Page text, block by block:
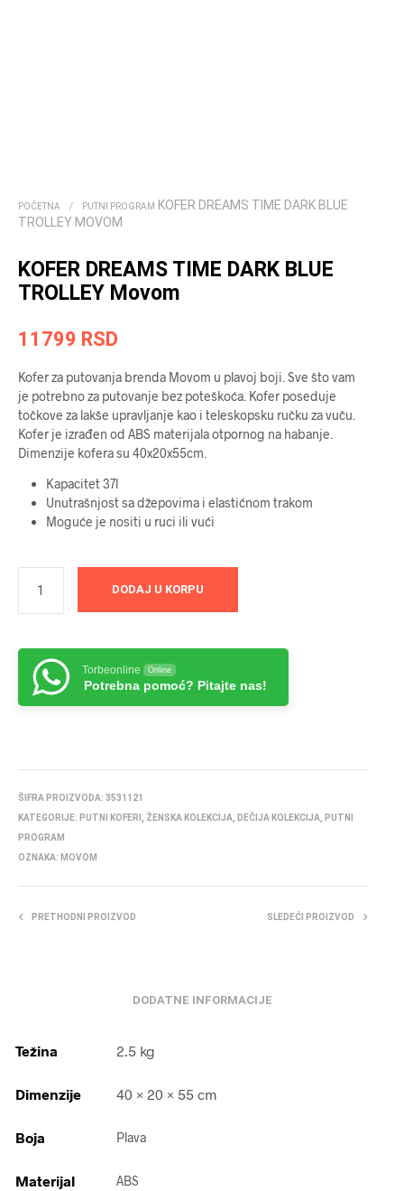
POČETNA / PUTNI PROGRAM
KOFER DREAMS TIME DARK BLUE
TROLLEY MOVOM
KOFER DREAMS TIME DARK BLUE
TROLLEY Movom
11799 RSD
Kofer za putovanja brenda Movom u plavoj boji. Sve što vam
je potrebno za putovanje bez poteškoća. Kofer poseduje
točkove za lakše upravljanje kao i teleskopsku ručku za vuču.
Kofer je izrađen od ABS materijala otpornog na habanje.
Dimenzije kofera su 40x20x55cm.
Kapacitet 37l
Unutrašnjost sa džepovima i elastićnom trakom
Moguće je nositi u ruci ili vući
DODAJ U KORPU
Torbeonline Online
Potrebna pomoć? Pitajte nas!
ŠIFRA PROIZVODA: 3531121
KATEGORIJE: PUTNI KOFERI ŽENSKA KOLEKCIJA DEČIJA KOLEKCIJA
PUTNI
PROGRAM
OZNAKA: MOVOM
PRETHODNI PROIZVOD SLEDEĆI PROIZVOD
DODATNE INFORMACIJE
Težina 2.5 kg
Dimenzije 40 × 20 × 55 cm
Boja Plava
Materijal ABS